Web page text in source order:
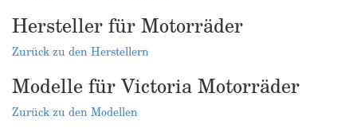
Hersteller für Motorräder
Zurück zu den Herstellern
Modelle für Victoria Motorräder
Zurück zu den Modellen